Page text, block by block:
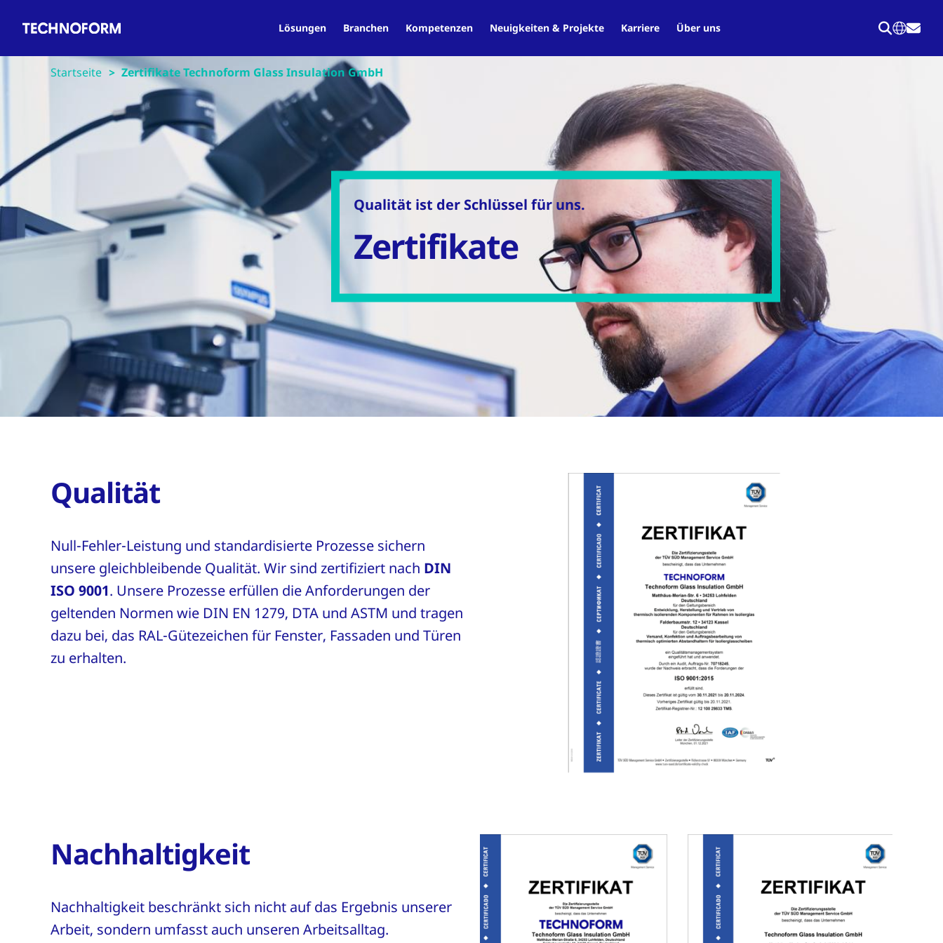
zum
navigation
Lösungen Branchen Kompetenzen Neuigkeiten & Projekte Karriere Über uns
Startseite Zertifikate Technoform Glass Insulation GmbH
Qualität ist der Schlüssel für uns.
Zertifikate
Qualität
Null-Fehler-Leistung und standardisierte Prozesse sichern
unsere gleichbleibende Qualität. Wir sind zertifiziert nach DIN
ISO 9001. Unsere Prozesse erfüllen die Anforderungen der
geltenden Normen wie DIN EN 1279, DTA und ASTM und tragen
dazu bei, das RAL-Gütezeichen für Fenster, Fassaden und Türen
zu erhalten.
Nachhaltigkeit
Nachhaltigkeit beschränkt sich nicht auf das Ergebnis unserer
Arbeit, sondern umfasst auch unseren Arbeitsalltag.